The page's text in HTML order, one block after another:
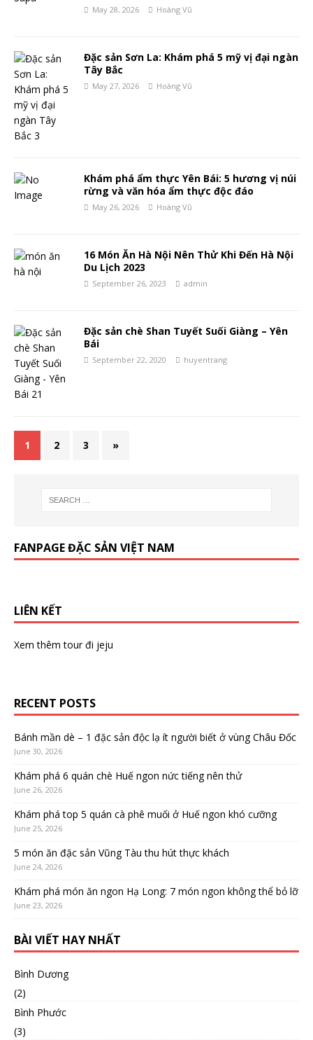
May 28, 2026 Hoàng Vũ
Đặc sản Sơn La: Khám phá 5 mỹ vị đại ngàn
Tây Bắc
May 27, 2026 Hoàng Vũ
Khám phá ẩm thực Yên Bái: 5 hương vị núi
rừng và văn hóa ẩm thực độc đáo
May 26, 2026 Hoàng Vũ
16 Món Ăn Hà Nội Nên Thử Khi Đến Hà Nội
Du Lịch 2023
September 26, 2023 admin
Đặc sản chè Shan Tuyết Suối Giàng – Yên
Bái
September 22, 2020 huyentrang
1 2 3 »
FANPAGE ĐẶC SẢN VIỆT NAM
LIÊN KẾT
Xem thêmtour đi jeju
RECENT POSTS
Bánh mần dè – 1 đặc sản độc lạ ít người biết ở vùng Châu Đốc
June 30, 2026
Khám phá 6 quán chè Huế ngon nức tiếng nên thử
June 26, 2026
Khám phá top 5 quán cà phê muối ở Huế ngon khó cưỡng
June 25, 2026
5 món ăn đặc sản Vũng Tàu thu hút thực khách
June 24, 2026
Khám phá món ăn ngon Hạ Long: 7 món ngon không thể bỏ lỡ
June 23, 2026
BÀI VIẾT HAY NHẤT
Bình Dương
(2)
Bình Phước
(3)